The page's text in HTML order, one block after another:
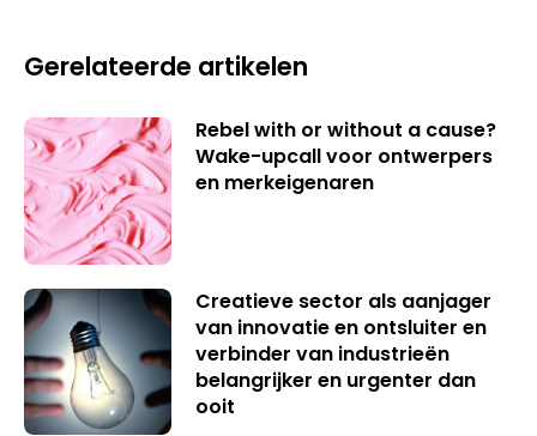
Gerelateerde artikelen
Rebel with or without a cause?
Wake-upcall voor ontwerpers
en merkeigenaren
Creatieve sector als aanjager
van innovatie en ontsluiter en
verbinder van industrieën
belangrijker en urgenter dan
ooit